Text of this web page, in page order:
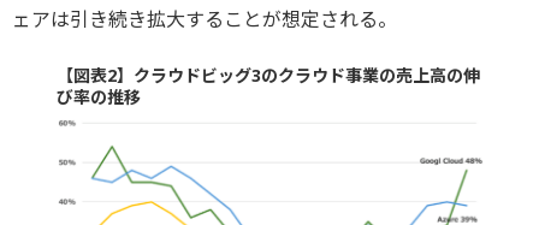
ェアは引き続き拡大することが想定される。
【図表2】クラウドビッグ3のクラウド事業の売上高の伸
び率の推移